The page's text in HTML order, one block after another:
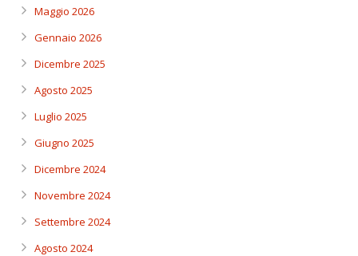
Maggio 2026
Gennaio 2026
Dicembre 2025
Agosto 2025
Luglio 2025
Giugno 2025
Dicembre 2024
Novembre 2024
Settembre 2024
Agosto 2024